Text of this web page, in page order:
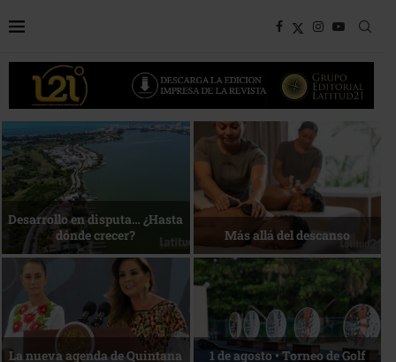
Bottega, un viaje servido a la
mesa
Energía que Impulsa la
competitividad